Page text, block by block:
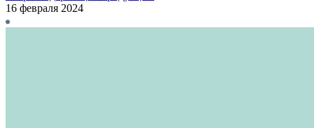
16 февраля 2024